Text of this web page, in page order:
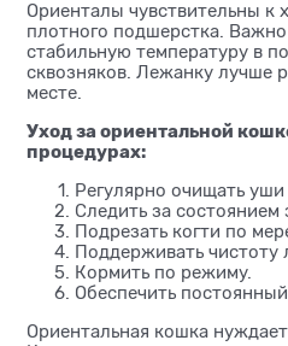
Ориенталы чувствительны к
плотного подшерстка.
стабильную температуру в
сквозняков. Лежанку лучше
месте.
Уход за ориентальной
процедурах:
Регулярно очищать уши
Следить за состоянием
Подрезать когти по
Поддерживать чистоту
Кормить по режиму.
Обеспечить
Ориентальная кошка